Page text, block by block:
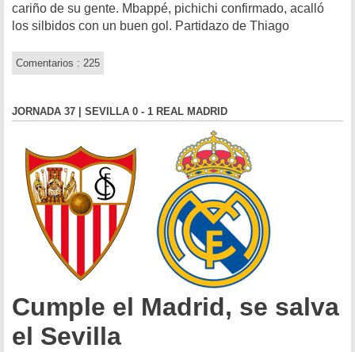
cariño de su gente. Mbappé, pichichi confirmado, acalló
los silbidos con un buen gol. Partidazo de Thiago
Comentarios : 225
JORNADA 37 | SEVILLA 0 - 1 REAL MADRID
Cumple el Madrid, se salva
el Sevilla